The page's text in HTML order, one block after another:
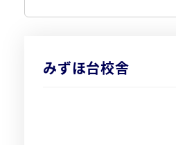
みずほ台校舎